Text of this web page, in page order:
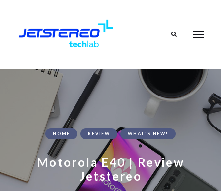
HOME REVIEW WHAT'S NEW!
Motorola E40 | Review
Jetstereo